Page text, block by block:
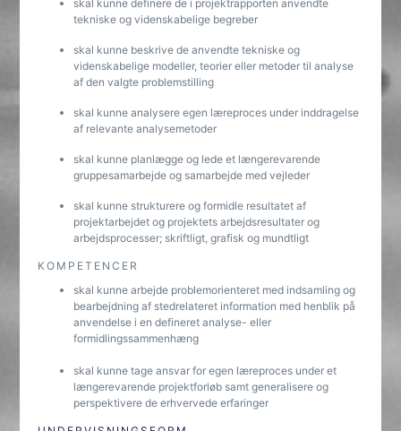
skal kunne definere de i projektrapporten anvendte
tekniske og videnskabelige begreber
skal kunne beskrive de anvendte tekniske og
videnskabelige modeller, teorier eller metoder til analyse
af den valgte problemstilling
skal kunne analysere egen læreproces under inddragelse
af relevante analysemetoder
skal kunne planlægge og lede et længerevarende
gruppesamarbejde og samarbejde med vejleder
skal kunne strukturere og formidle resultatet af
projektarbejdet og projektets arbejdsresultater og
arbejdsprocesser; skriftligt, grafisk og mundtligt
KOMPETENCER
skal kunne arbejde problemorienteret med indsamling og
bearbejdning af stedrelateret information med henblik på
anvendelse i en defineret analyse- eller
formidlingssammenhæng
skal kunne tage ansvar for egen læreproces under et
længerevarende projektforløb samt generalisere og
perspektivere de erhvervede erfaringer